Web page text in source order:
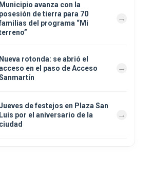
Municipio avanza con la
posesión de tierra para 70
del programa “Mi
Nueva rotonda: se abrió el
en el paso de Acceso
de festejos en Plaza San
Luis por el aniversario de la
ciudad